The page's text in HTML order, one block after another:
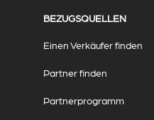
BEZUGSQUELLEN
Einen Verkäufer finden
Partner finden
Partnerprogramm